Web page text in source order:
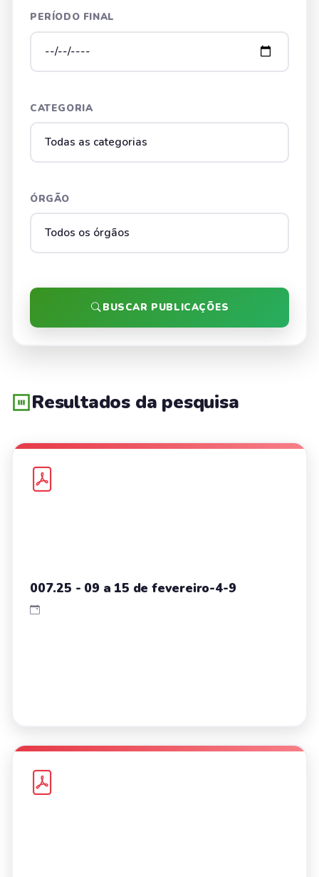
PERÍODO FINAL
CATEGORIA
ÓRGÃO
BUSCAR PUBLICAÇÕES
Resultados da pesquisa
007.25 - 09 a 15 de fevereiro-4-9